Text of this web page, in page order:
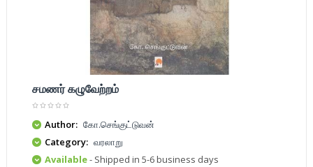
சமணர் கழுவேற்றம்
Author: கோ.செங்குட்டுவன்
Category: வரலாறு
Available- Shipped in 5-6 business days